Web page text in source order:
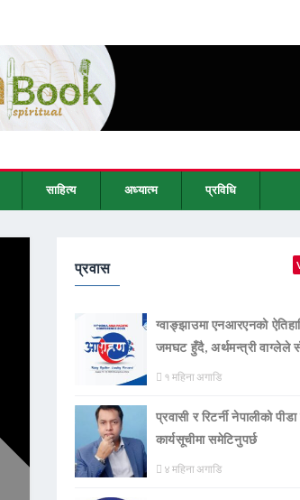
साहित्य अध्यात्म प्रविधि
प्रवास
ग्वाङ्झाउमा एनआरएनको
जमघट हुँदै, अर्थमन्त्री वाग्लेले
१ महिना अगाडि
प्रवासी र रिटर्नी नेपालीको
कार्यसूचीमा समेटिनुपर्छ
४ महिना अगाडि